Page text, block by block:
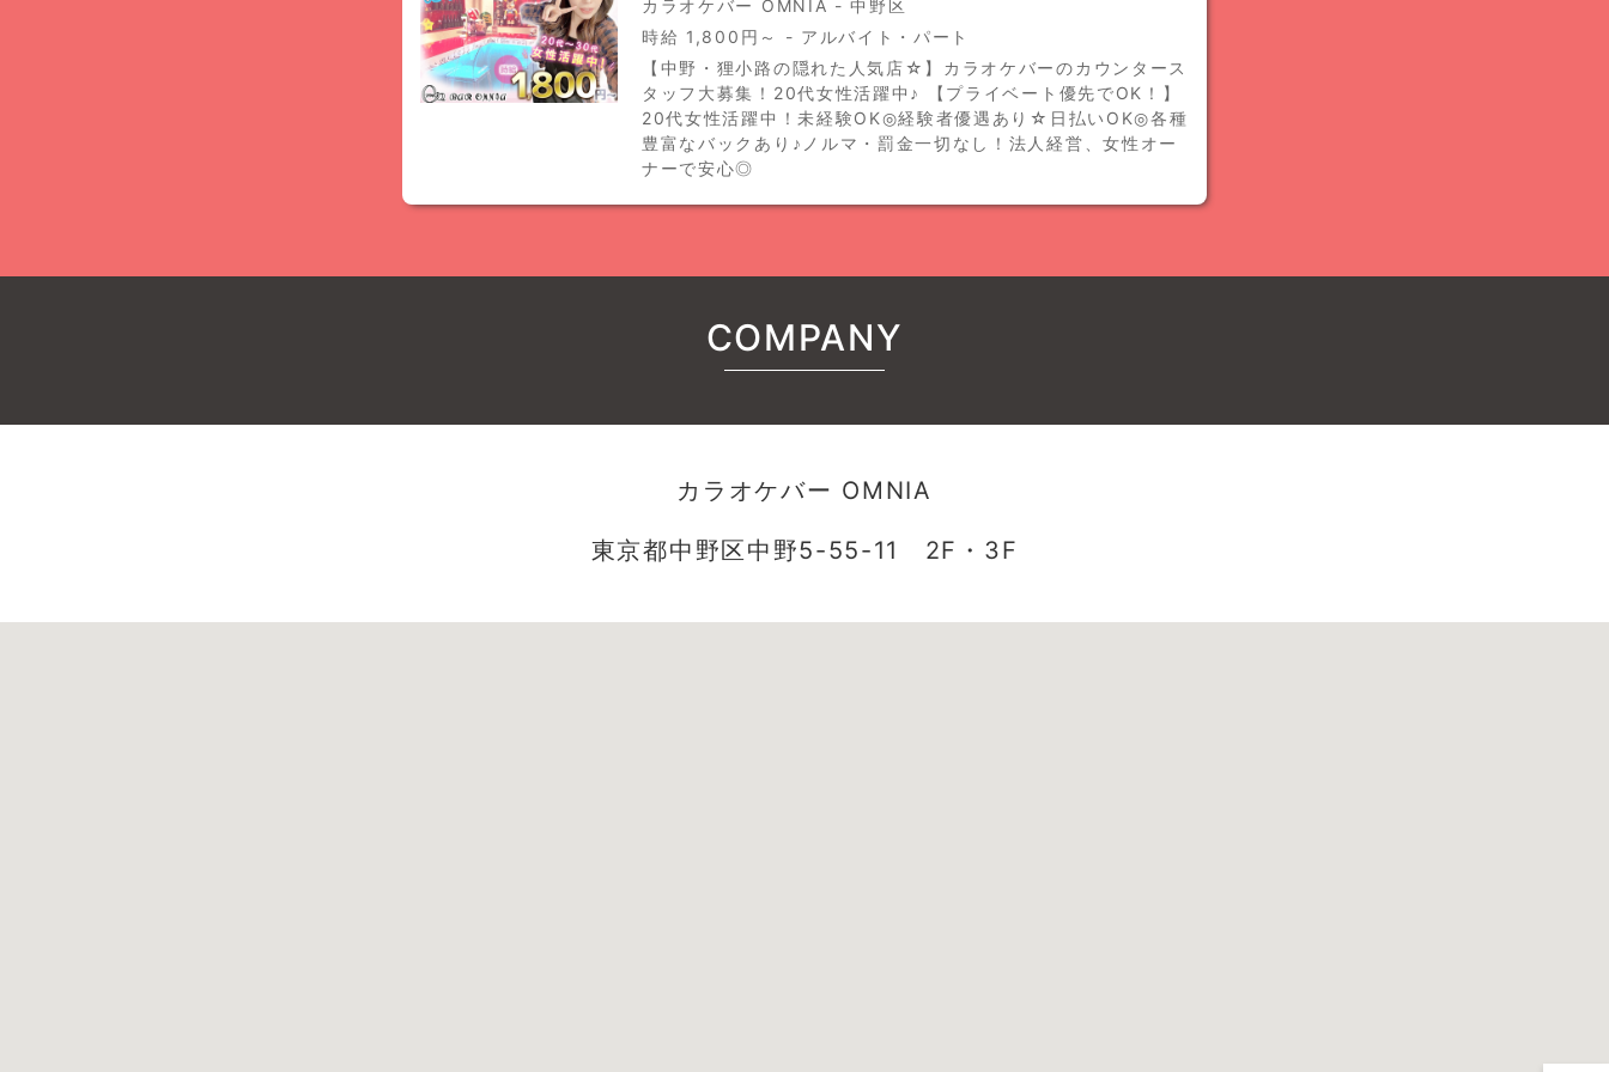
カラオケバー OMNIA - 中野区
時給 1,800円～ - アルバイト・パート
【中野・狸小路の隠れた人気店☆】カラオケバーのカウンタース
タッフ大募集！20代女性活躍中♪ 【プライベート優先でOK！】
20代女性活躍中！未経験OK◎経験者優遇あり☆日払いOK◎各種
豊富なバックあり♪ノルマ・罰金一切なし！法人経営、女性オー
ナーで安心◎
COMPANY
カラオケバー OMNIA
東京都中野区中野5-55-11 2F・3F